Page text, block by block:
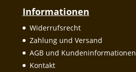
Informationen
Widerrufsrecht
Zahlung und Versand
AGB und Kundeninformationen
Kontakt